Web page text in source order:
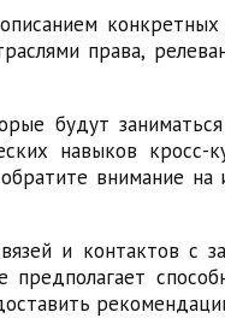
права,
будут
навыков
внимание
и контактов